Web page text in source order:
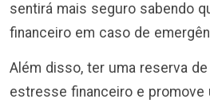
sentirá mais seguro sabendo
financeiro em caso de
Além disso, ter uma reserva
estresse financeiro e promove